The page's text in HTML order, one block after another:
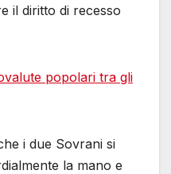
il diritto di recesso
popolari tra gli
i due Sovrani si
la mano e